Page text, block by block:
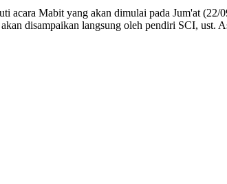
Mabit yang akan dimulai pada Jum'at
disampaikan langsung oleh pendiri SCI, ust.